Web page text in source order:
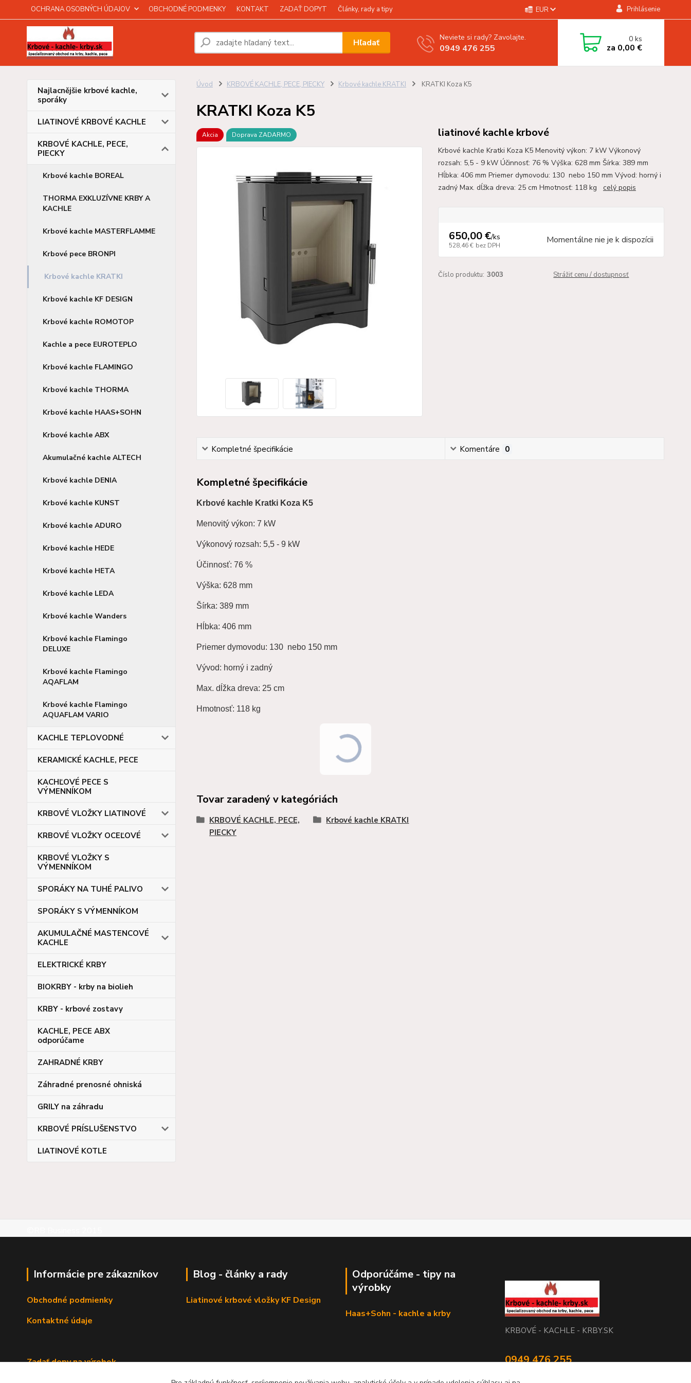
OCHRANA OSOBNÝCH ÚDAJOV OBCHODNÉ PODMIENKY KONTAKT ZADAŤ DOPYT Články, rady a tipy EUR Prihlásenie
Hľadať Neviete si rady? Zavolajte.
0949 476 255
0ks
za 0,00 €
Najlacnějšie krbové kachle,
sporáky
LIATINOVÉ KRBOVÉ KACHLE
KRBOVÉ KACHLE, PECE,
PIECKY
Krbové kachle BOREAL
THORMA EXKLUZÍVNE KRBY A
KACHLE
Krbové kachle MASTERFLAMME
Krbové pece BRONPI
Krbové kachle KRATKI
Krbové kachle KF DESIGN
Krbové kachle ROMOTOP
Kachle a pece EUROTEPLO
Krbové kachle FLAMINGO
Krbové kachle THORMA
Krbové kachle HAAS+SOHN
Krbové kachle ABX
Akumulačné kachle ALTECH
Krbové kachle DENIA
Krbové kachle KUNST
Krbové kachle ADURO
Krbové kachle HEDE
Krbové kachle HETA
Krbové kachle LEDA
Krbové kachle Wanders
Krbové kachle Flamingo
DELUXE
Krbové kachle Flamingo
AQAFLAM
Krbové kachle Flamingo
AQUAFLAM VARIO
KACHLE TEPLOVODNÉ
KERAMICKÉ KACHLE, PECE
KACHĽOVÉ PECE S
VÝMENNÍKOM
KRBOVÉ VLOŽKY LIATINOVÉ
KRBOVÉ VLOŽKY OCEĽOVÉ
KRBOVÉ VLOŽKY S
VÝMENNÍKOM
SPORÁKY NA TUHÉ PALIVO
SPORÁKY S VÝMENNÍKOM
AKUMULAČNÉ MASTENCOVÉ
KACHLE
ELEKTRICKÉ KRBY
BIOKRBY - krby na biolieh
KRBY - krbové zostavy
KACHLE, PECE ABX
odporúčame
ZAHRADNÉ KRBY
Záhradné prenosné ohniská
GRILY na záhradu
KRBOVÉ PRÍSLUŠENSTVO
LIATINOVÉ KOTLE
Úvod KRBOVÉ KACHLE, PECE, PIECKY Krbové kachle KRATKI KRATKI Koza K5
KRATKI Koza K5
Akcia Doprava ZADARMO liatinové kachle krbové
Krbové kachle Kratki Koza K5 Menovitý výkon: 7 kW Výkonový
rozsah: 5,5 - 9 kW Účinnosť: 76 % Výška: 628 mm Šírka: 389 mm
Hĺbka: 406 mm Priemer dymovodu: 130 nebo 150 mm Vývod: horný i
zadný Max. dĺžka dreva: 25 cm Hmotnosť: 118 kg celý popis
650,00 €/ks
528,46 € bez DPH Momentálne nie je k dispozícii
Číslo produktu: 3003 Strážiť cenu / dostupnosť
Kompletné špecifikácie Komentáre 0
Kompletné špecifikácie
Krbové kachle Kratki Koza K5
Menovitý výkon: 7 kW
Výkonový rozsah: 5,5 - 9 kW
Účinnosť: 76 %
Výška: 628 mm
Šírka: 389 mm
Hĺbka: 406 mm
Priemer dymovodu: 130 nebo 150 mm
Vývod: horný i zadný
Max. dĺžka dreva: 25 cm
Hmotnosť: 118 kg
Tovar zaradený v kategóriách
KRBOVÉ KACHLE, PECE,
PIECKY
Krbové kachle KRATKI
Informácie pre zákazníkov
Obchodné podmienky
Kontaktné údaje
Zadať dopy na výrobok
Blog - články a rady
Liatinové krbové vložky KF Design
Odporúčáme - tipy na
výrobky
Haas+Sohn - kachle a krby
KRBOVÉ - KACHLE - KRBY.SK
0949 476 255